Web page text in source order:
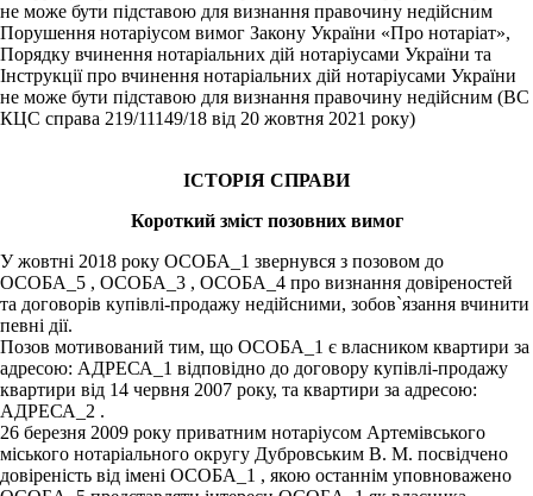
Порушення нотаріусом вимог Закону України «Про нотаріат»,
Порядку вчинення нотаріальних дій нотаріусами України та
Інструкції про вчинення нотаріальних дій нотаріусами України
не може бути підставою для визнання правочину недійсним (ВС
КЦС справа 219/11149/18 від 20 жовтня 2021 року)
ІСТОРІЯ СПРАВИ
Короткий зміст позовних вимог
У жовтні 2018 року ОСОБА_1 звернувся з позовом до
ОСОБА_5 , ОСОБА_3 , ОСОБА_4 про визнання довіреностей
та договорів купівлі-продажу недійсними, зобов`язання вчинити
певні дії.
Позов мотивований тим, що ОСОБА_1 є власником квартири за
адресою: АДРЕСА_1 відповідно до договору купівлі-продажу
квартири від 14 червня 2007 року, та квартири за адресою:
АДРЕСА_2 .
26 березня 2009 року приватним нотаріусом Артемівського
міського нотаріального округу Дубровським В. М. посвідчено
довіреність від імені ОСОБА_1 , якою останнім уповноважено